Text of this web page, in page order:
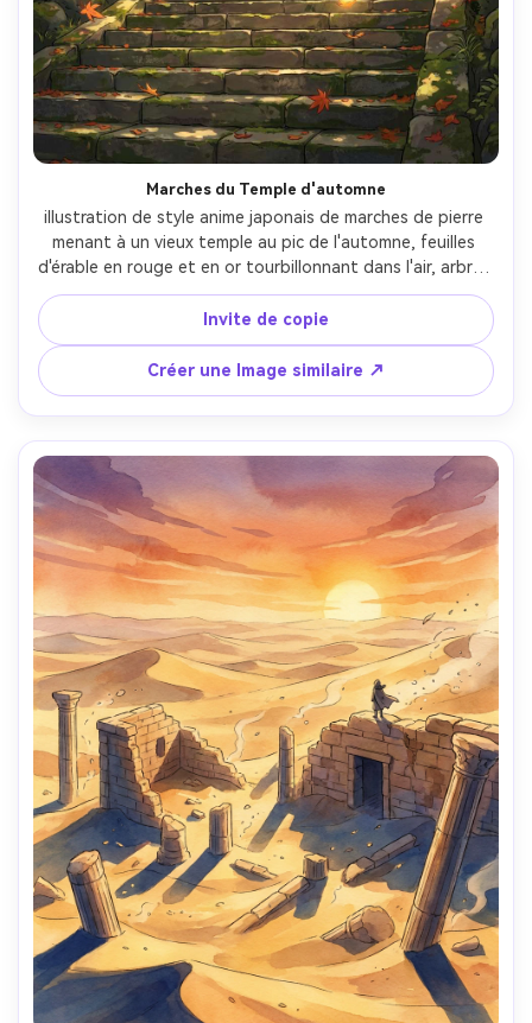
Marches du Temple d'automne
illustration de style anime japonais de marches de pierre
menant à un vieux temple au pic de l'automne, feuilles
d'érable en rouge et en or tourbillonnant dans l'air, arbres
de soleil chaud à travers les arbres, détail de feuillage
peintre, contours propres, riche harmonie de couleur,
profondeur et atmosphère cinématographiques, objectif
de 85 mm, profondeur de champ peu profonde-AR 4:5
Invite de copie
Créer une Image similaire ↗